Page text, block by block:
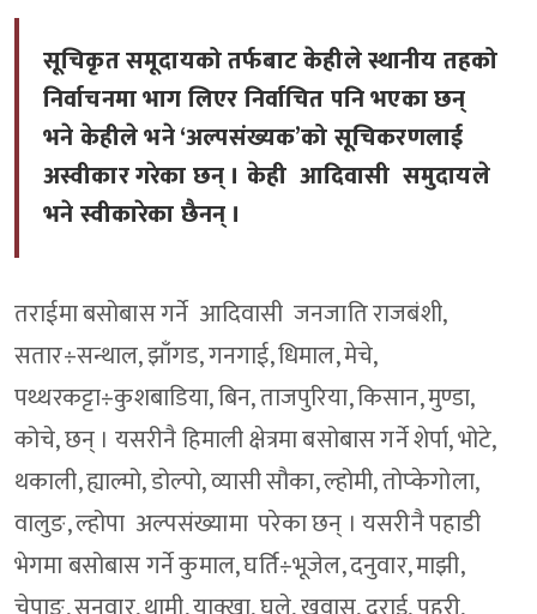
सूचिकृत समूदायको तर्फबाट केहीले स्थानीय तहको
निर्वाचनमा भाग लिएर निर्वाचित पनि भएका छन्
भने केहीले भने ‘अल्पसंख्यक’को सूचिकरणलाई
अस्वीकार गरेका छन् । केही आदिवासी समुदायले
भने स्वीकारेका छैनन् ।
तराईमा बसोबास गर्ने आदिवासी जनजाति राजबंशी,
सतार÷सन्थाल, झाँगड, गनगाई, धिमाल, मेचे,
पथ्थरकट्टा÷कुशबाडिया, बिन, ताजपुरिया, किसान, मुण्डा,
कोचे, छन् । यसरीनै हिमाली क्षेत्रमा बसोबास गर्ने शेर्पा, भोटे,
थकाली, ह्याल्मो, डोल्पो, व्यासी सौका, ल्होमी, तोप्केगोला,
वालुङ, ल्होपा अल्पसंख्यामा परेका छन् । यसरीनै पहाडी
भेगमा बसोबास गर्ने कुमाल, घर्ति÷भूजेल, दनुवार, माझी,